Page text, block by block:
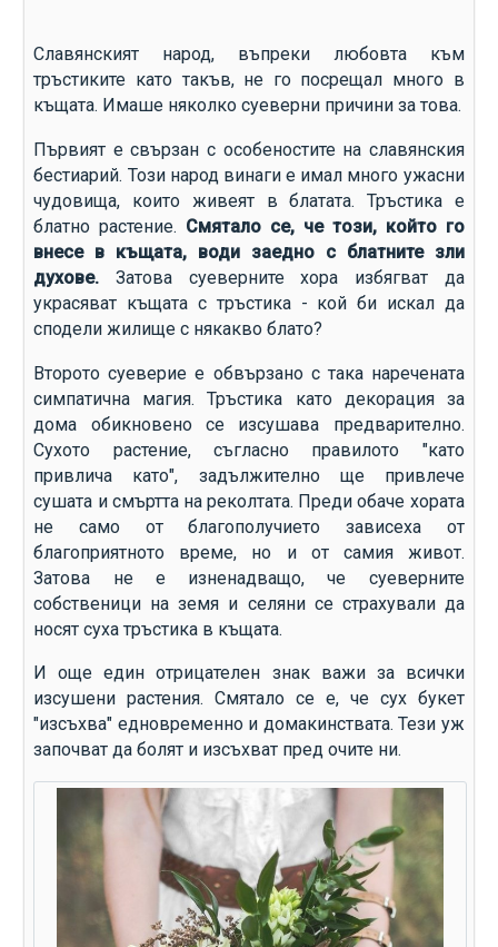
Славянският народ, въпреки любовта към
тръстиките като такъв, не го посрещал много в
къщата. Имаше няколко суеверни причини за това.
Първият е свързан с особеностите на славянския
бестиарий. Този народ винаги е имал много ужасни
чудовища, които живеят в блатата. Тръстика е
блатно растение. Смятало се, че този, който го
внесе в къщата, води заедно с блатните зли
духове. Затова суеверните хора избягват да
украсяват къщата с тръстика - кой би искал да
сподели жилище с някакво блато?
Второто суеверие е обвързано с така наречената
симпатична магия. Тръстика като декорация за
дома обикновено се изсушава предварително.
Сухото растение, съгласно правилото "като
привлича като", задължително ще привлече
сушата и смъртта на реколтата. Преди обаче хората
не само от благополучието зависеха от
благоприятното време, но и от самия живот.
Затова не е изненадващо, че суеверните
собственици на земя и селяни се страхували да
носят суха тръстика в къщата.
И още един отрицателен знак важи за всички
изсушени растения. Смятало се е, че сух букет
"изсъхва" едновременно и домакинствата. Тези уж
започват да болят и изсъхват пред очите ни.